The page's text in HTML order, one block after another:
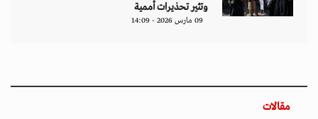
وتثير تحذيرات أممية
09 مارس 2026 - 14:09
مقالات